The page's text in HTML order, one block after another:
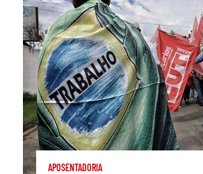
APOSENTADORIA